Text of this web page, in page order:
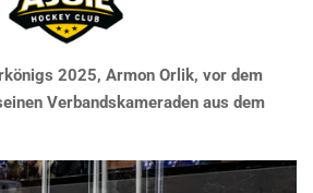
2025, Armon Orlik, vor dem
Verbandskameraden aus dem